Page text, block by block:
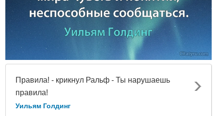
Правила! - крикнул Ральф - Ты нарушаешь
правила!
Уильям Голдинг